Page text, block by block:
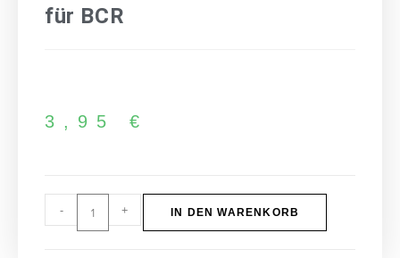
für BCR
3,95 €
- + IN DEN WARENKORB